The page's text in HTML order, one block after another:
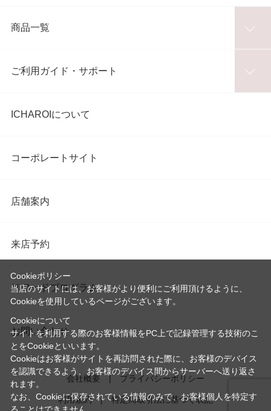
商品一覧
ご利用ガイド・サポート
ICHAROIについて
コーポレートサイト
店舗案内
来店予約
リワードプログラム
お問い合わせ
会社概要 プライバシーポリシー
利用規約 特定商取引法に基づく表記
Cookieポリシー
当店のサイトには、お客様がより便利にご利用頂けるように、
Cookieを使用しているページがございます。
Cookieについて
サイトを利用する際のお客様情報をPC上で記録管理する技術のこ
とをCookieといいます。
Cookieはお客様がサイトを再訪問された際に、お客様のデバイス
を認識できるよう、お客様のデバイス間からサーバーへ送り返さ
れます。
なお、Cookieに保存されている情報のみで、お客様個人を特定す